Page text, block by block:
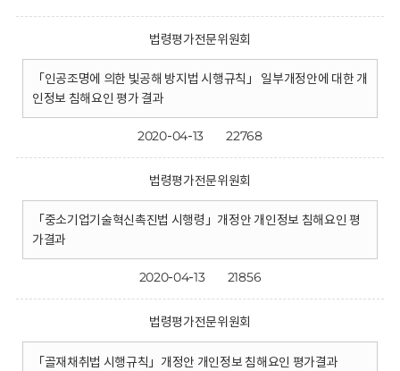
법령평가전문위원회
「인공조명에 의한 빛공해 방지법 시행규칙」 일부개정안에 대한 개
인정보 침해요인 평가 결과
2020-04-13 22768
법령평가전문위원회
「중소기업기술혁신촉진법 시행령」개정안 개인정보 침해요인 평
가결과
2020-04-13 21856
법령평가전문위원회
「골재채취법 시행규칙」개정안 개인정보 침해요인 평가결과